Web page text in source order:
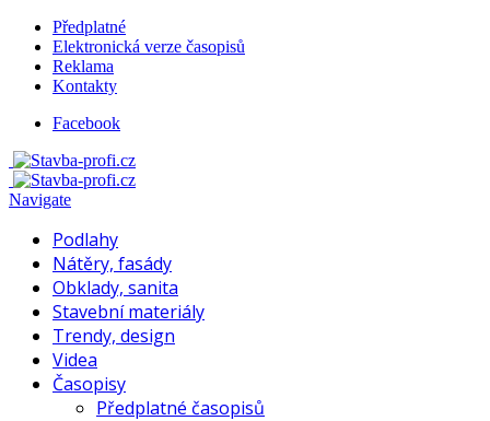
Předplatné
Elektronická verze časopisů
Reklama
Kontakty
Facebook
Navigate
Podlahy
Nátěry, fasády
Obklady, sanita
Stavební materiály
Trendy, design
Videa
Časopisy
Předplatné časopisů